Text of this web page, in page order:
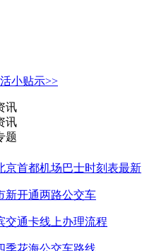
小贴示>>
讯
讯
题
京首都机场巴士时刻表最新
新开通两路公交车
交通卡线上办理流程
季花海公交车路线